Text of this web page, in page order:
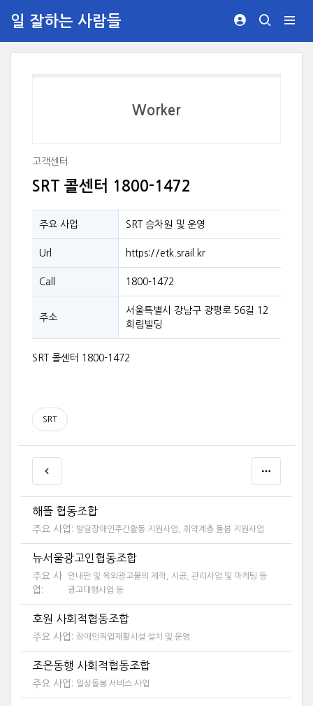
일 잘하는 사람들
Worker
고객센터
SRT 콜센터 1800-1472
주요 사업 SRT 승차원 및 운영
Url https://etk.srail.kr
Call 1800-1472
주소
서울특별시 강남구 광평로 56길 12
희림빌딩
SRT 콜센터 1800-1472
SRT
해뜰 협동조합
주요 사업: 발달장애인주간활동 지원사업, 취약계층 돌봄 지원사업
뉴서울광고인협동조합
주요 사
업:
안내판 및 옥외광고물의 제작, 시공, 관리사업 및 마케팅 등
광고대행사업 등
호원 사회적협동조합
주요 사업: 장애인직업재활시설 설치 및 운영
조은동행 사회적협동조합
주요 사업: 일상돌봄 서비스 사업